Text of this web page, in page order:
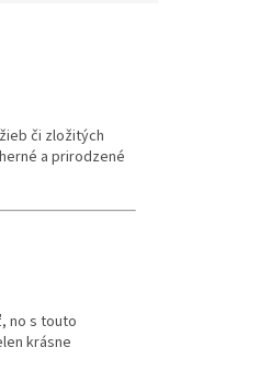
či zložitých
a prirodzené
no s touto
krásne